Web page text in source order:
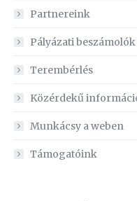
Partnereink
Pályázati beszámolók
Terembérlés
Közérdekű
Munkácsy a weben
Támogatóink